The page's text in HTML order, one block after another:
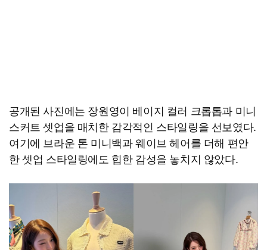
공개된 사진에는 장원영이 베이지 컬러 크롭톱과 미니
스커트 셋업을 매치한 감각적인 스타일링을 선보였다.
여기에 브라운 톤 미니백과 웨이브 헤어를 더해 편안
한 셋업 스타일링에도 힙한 감성을 놓치지 않았다.